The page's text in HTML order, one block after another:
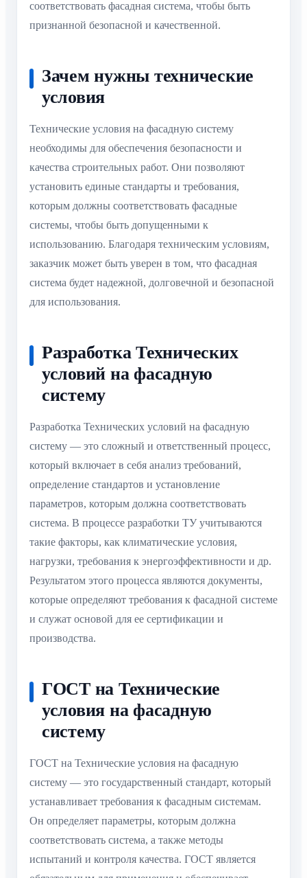
соответствовать фасадная система, чтобы быть
признанной безопасной и качественной.
Зачем нужны технические
условия
Технические условия на фасадную систему
необходимы для обеспечения безопасности и
качества строительных работ. Они позволяют
установить единые стандарты и требования,
которым должны соответствовать фасадные
системы, чтобы быть допущенными к
использованию. Благодаря техническим условиям,
заказчик может быть уверен в том, что фасадная
система будет надежной, долговечной и безопасной
для использования.
Разработка Технических
условий на фасадную
систему
Разработка Технических условий на фасадную
систему — это сложный и ответственный процесс,
который включает в себя анализ требований,
определение стандартов и установление
параметров, которым должна соответствовать
система. В процессе разработки ТУ учитываются
такие факторы, как климатические условия,
нагрузки, требования к энергоэффективности и др.
Результатом этого процесса являются документы,
которые определяют требования к фасадной системе
и служат основой для ее сертификации и
производства.
ГОСТ на Технические
условия на фасадную
систему
ГОСТ на Технические условия на фасадную
систему — это государственный стандарт, который
устанавливает требования к фасадным системам.
Он определяет параметры, которым должна
соответствовать система, а также методы
испытаний и контроля качества. ГОСТ является